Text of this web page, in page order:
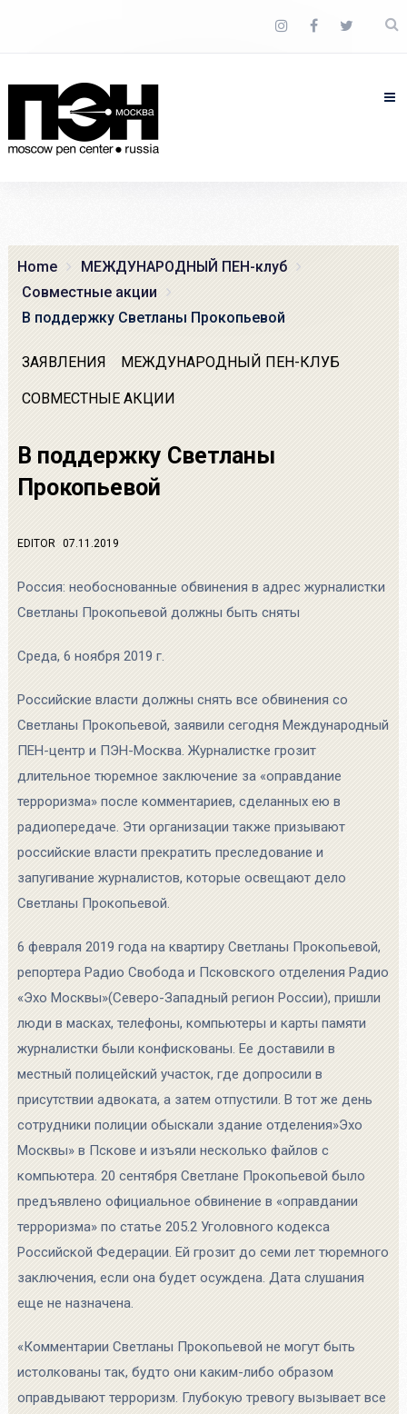
Home
МЕЖДУНАРОДНЫЙ ПЕН-клуб
Совместные акции
В поддержку Светланы Прокопьевой
ЗАЯВЛЕНИЯ МЕЖДУНАРОДНЫЙ ПЕН-КЛУБ
СОВМЕСТНЫЕ АКЦИИ
В поддержку Светланы
Прокопьевой
EDITOR 07.11.2019
Россия: необоснованные обвинения в адрес журналистки
Светланы Прокопьевой должны быть сняты
Среда, 6 ноября 2019 г.
Российские власти должны снять все обвинения со
Светланы Прокопьевой, заявили сегодня Международный
ПЕН-центр и ПЭН-Москва. Журналистке грозит
длительное тюремное заключение за «оправдание
терроризма» после комментариев, сделанных ею в
радиопередаче. Эти организации также призывают
российские власти прекратить преследование и
запугивание журналистов, которые освещают дело
Светланы Прокопьевой.
6 февраля 2019 года на квартиру Светланы Прокопьевой,
репортера Радио Свобода и Псковского отделения Радио
«Эхо Москвы»(Северо-Западный регион России), пришли
люди в масках, телефоны, компьютеры и карты памяти
журналистки были конфискованы. Ее доставили в
местный полицейский участок, где допросили в
присутствии адвоката, а затем отпустили. В тот же день
сотрудники полиции обыскали здание отделения»Эхо
Москвы» в Пскове и изъяли несколько файлов с
компьютера. 20 сентября Светлане Прокопьевой было
предъявлено официальное обвинение в «оправдании
терроризма» по статье 205.2 Уголовного кодекса
Российской Федерации. Ей грозит до семи лет тюремного
заключения, если она будет осуждена. Дата слушания
еще не назначена.
«Комментарии Светланы Прокопьевой не могут быть
истолкованы так, будто они каким-либо образом
оправдывают терроризм. Глубокую тревогу вызывает все